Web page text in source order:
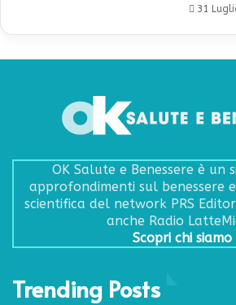
31
OK Salute e Benessere è un
approfondimenti sul benessere
scientifica del network PRS
anche Radio
Scopri chi siamo
Trending Posts